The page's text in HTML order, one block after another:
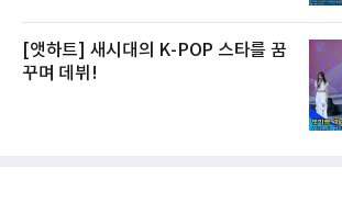
[앳하트] 새시대의 K-POP 스타를 꿈
꾸며 데뷔!